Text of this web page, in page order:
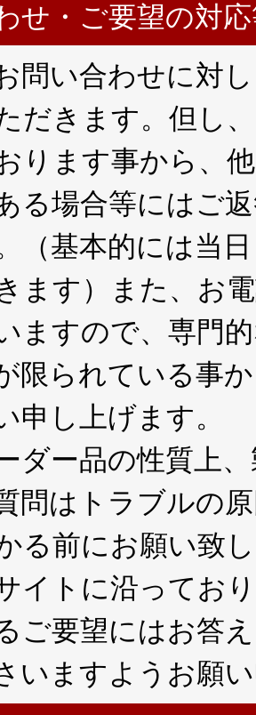
せ・ご要望の対
問い合わせに対
だきます。但し
ります事から、
る場合等にはご
（基本的には当
ます）また、お
ますので、専門
限られている事
申し上げます。
ダー品の性質上
問はトラブルの
る前にお願い致
イトに沿ってお
ご要望にはお答
いますようお願